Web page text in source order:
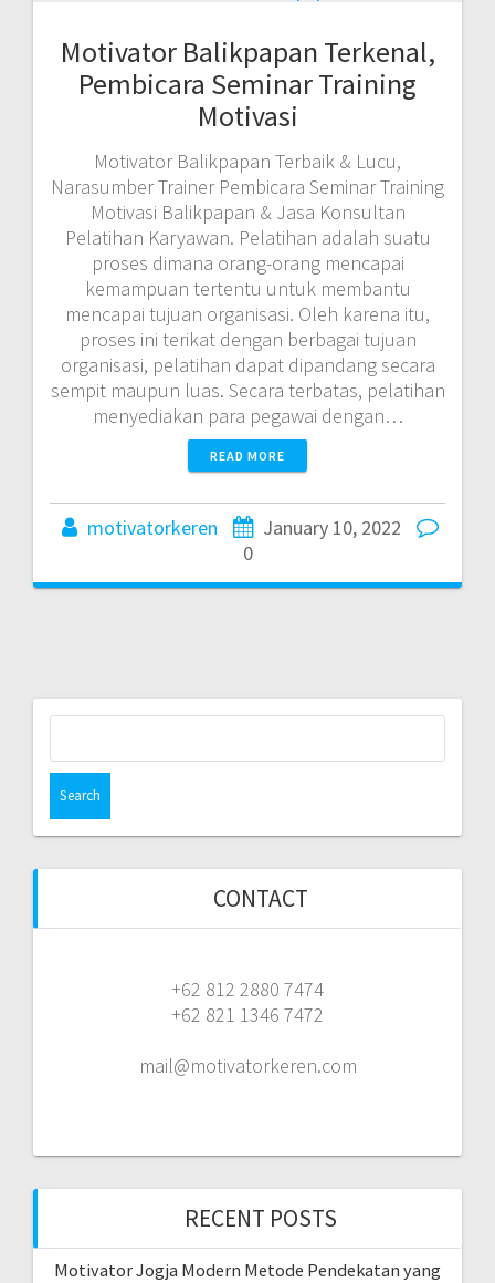
Motivator Balikpapan Terkenal,
Pembicara Seminar Training
Motivasi
Motivator Balikpapan Terbaik & Lucu,
Narasumber Trainer Pembicara Seminar Training
Motivasi Balikpapan & Jasa Konsultan
Pelatihan Karyawan. Pelatihan adalah suatu
proses dimana orang-orang mencapai
kemampuan tertentu untuk membantu
mencapai tujuan organisasi. Oleh karena itu,
proses ini terikat dengan berbagai tujuan
organisasi, pelatihan dapat dipandang secara
sempit maupun luas. Secara terbatas, pelatihan
menyediakan para pegawai dengan…
READ MORE
motivatorkeren
January 10, 2022
0
CONTACT
+62 812 2880 7474
+62 821 1346 7472
mail@motivatorkeren.com
RECENT POSTS
Motivator Jogja Modern Metode Pendekatan yang